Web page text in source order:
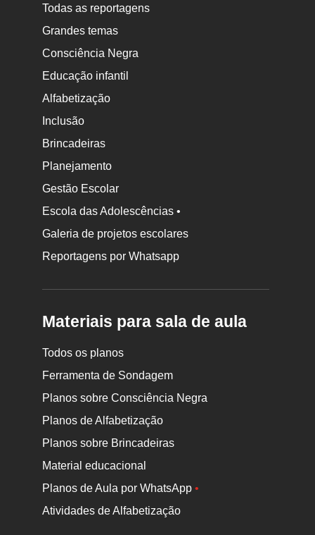
Todas as reportagens
Grandes temas
Consciência Negra
Educação infantil
Alfabetização
Inclusão
Brincadeiras
Planejamento
Gestão Escolar
Escola das Adolescências •
Galeria de projetos escolares
Reportagens por Whatsapp
Materiais para sala de aula
Todos os planos
Ferramenta de Sondagem
Planos sobre Consciência Negra
Planos de Alfabetização
Planos sobre Brincadeiras
Material educacional
Planos de Aula por WhatsApp•
Atividades de Alfabetização